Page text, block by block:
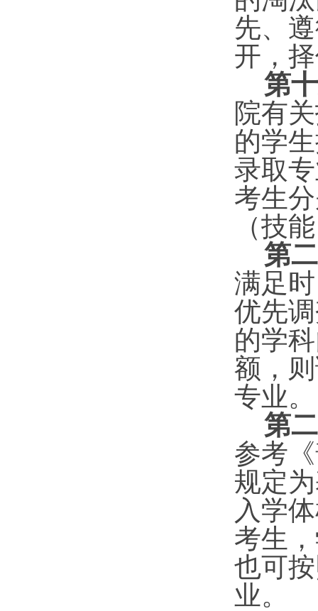
先、
开，
第
院有
的学
录取
考生
（技
第
满足
优先
的学
额，
专业。
第
参考
规定
入学
考生
也可
业。